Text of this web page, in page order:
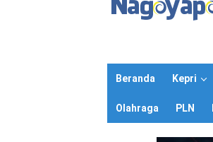
Beranda Kepri
Olahraga PLN